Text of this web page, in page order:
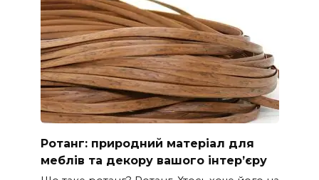
Ротанг: природний матеріал для
меблів та декору вашого інтер’єру